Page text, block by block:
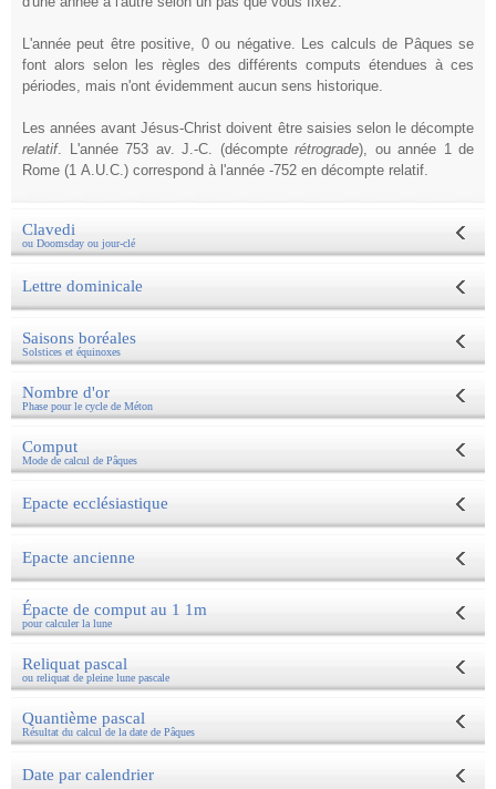
L'année peut être positive, 0 ou négative. Les calculs de Pâques se
font alors selon les règles des différents computs étendues à ces
périodes, mais n'ont évidemment aucun sens historique.
Les années avant Jésus-Christ doivent être saisies selon le décompte
relatif. L'année 753 av. J.-C. (décompte rétrograde), ou année 1 de
Rome (1 A.U.C.) correspond à l'année -752 en décompte relatif.
Clavedi
ou Doomsday ou jour-clé
Lettre dominicale
Saisons boréales
Solstices et équinoxes
Nombre d'or
Phase pour le cycle de Méton
Comput
Mode de calcul de Pâques
Epacte ecclésiastique
Epacte ancienne
Épacte de comput au 1 1m
pour calculer la lune
Reliquat pascal
ou reliquat de pleine lune pascale
Quantième pascal
Résultat du calcul de la date de Pâques
Date par calendrier